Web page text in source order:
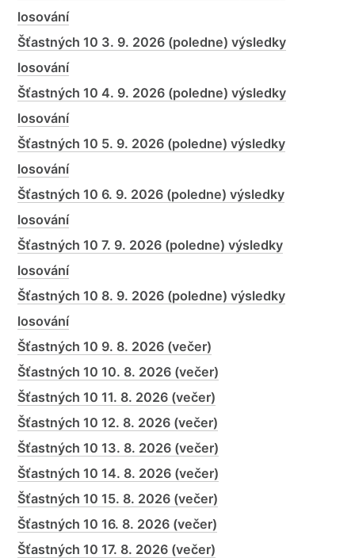
losování
Šťastných 10 3. 9. 2026 (poledne) výsledky
losování
Šťastných 10 4. 9. 2026 (poledne) výsledky
losování
Šťastných 10 5. 9. 2026 (poledne) výsledky
losování
Šťastných 10 6. 9. 2026 (poledne) výsledky
losování
Šťastných 10 7. 9. 2026 (poledne) výsledky
losování
Šťastných 10 8. 9. 2026 (poledne) výsledky
losování
Šťastných 10 9. 8. 2026 (večer)
Šťastných 10 10. 8. 2026 (večer)
Šťastných 10 11. 8. 2026 (večer)
Šťastných 10 12. 8. 2026 (večer)
Šťastných 10 13. 8. 2026 (večer)
Šťastných 10 14. 8. 2026 (večer)
Šťastných 10 15. 8. 2026 (večer)
Šťastných 10 16. 8. 2026 (večer)
Šťastných 10 17. 8. 2026 (večer)